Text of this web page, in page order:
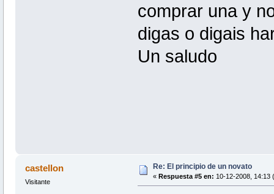
comprar una y
digas o digais
Un saludo
castellon
Visitante
Re: El principio de un novato
« Respuesta #5 en: 10-12-2008, 14:13